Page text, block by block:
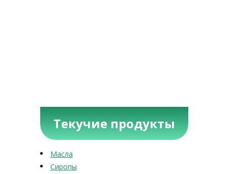
Текучие продукты
Масла
Сиропы